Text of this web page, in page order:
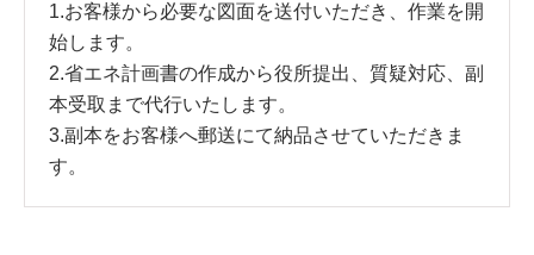
1.お客様から必要な図面を送付いただき、作業を開
始します。
2.省エネ計画書の作成から役所提出、質疑対応、副
本受取まで代行いたします。
3.副本をお客様へ郵送にて納品させていただきま
す。